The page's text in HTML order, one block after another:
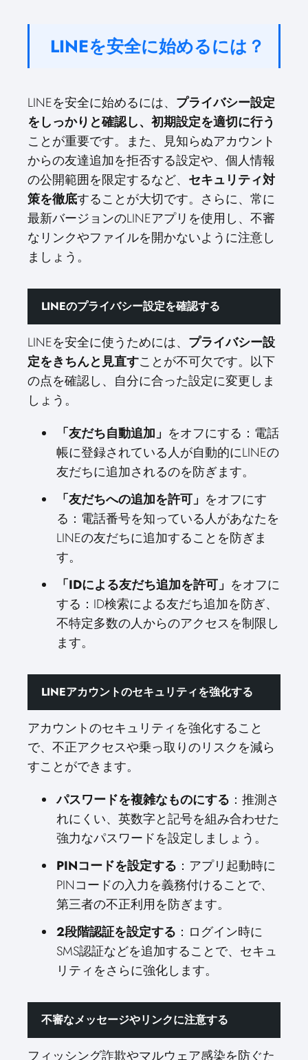
LINEを安全に始めるには？
LINEを安全に始めるには、 プライバシー設定
をしっかりと確認し、初期設定を適切に行う
ことが重要です。また、見知らぬアカウント
からの友達追加を拒否する設定や、個人情報
の公開範囲を限定するなど、 セキュリティ対
策を徹底することが大切です。さらに、常に
最新バージョンのLINEアプリを使用し、不審
なリンクやファイルを開かないように注意し
ましょう。
LINEのプライバシー設定を確認する
LINEを安全に使うためには、 プライバシー設
定をきちんと見直すことが不可欠です。以下
の点を確認し、自分に合った設定に変更しま
しょう。
「友だち自動追加」 をオフにする：電話
帳に登録されている人が自動的にLINEの
友だちに追加されるのを防ぎます。
「友だちへの追加を許可」 をオフにす
る：電話番号を知っている人があなたを
LINEの友だちに追加することを防ぎま
す。
「IDによる友だち追加を許可」 をオフに
する：ID検索による友だち追加を防ぎ、
不特定多数の人からのアクセスを制限し
ます。
LINEアカウントのセキュリティを強化する
アカウントのセキュリティを強化すること
で、不正アクセスや乗っ取りのリスクを減ら
すことができます。
パスワードを複雑なものにする ：推測さ
れにくい、英数字と記号を組み合わせた
強力なパスワードを設定しましょう。
PINコードを設定する ：アプリ起動時に
PINコードの入力を義務付けることで、
第三者の不正利用を防ぎます。
2段階認証を設定する ：ログイン時に
SMS認証などを追加することで、セキュ
リティをさらに強化します。
不審なメッセージやリンクに注意する
フィッシング詐欺やマルウェア感染を防ぐた